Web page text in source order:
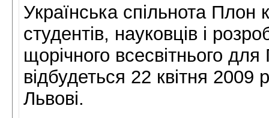
Українська спільнота Плон
студентів, науковців і
щорічного всесвітнього
відбудеться 22 квітня 2009
Львові.